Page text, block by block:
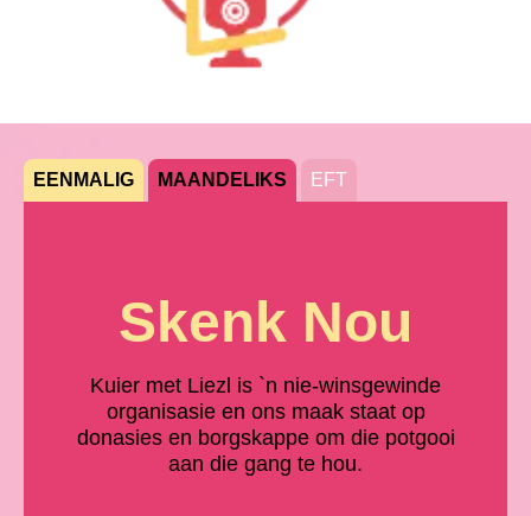
EENMALIG MAANDELIKS EFT
Skenk Nou
Kuier met Liezl is `n nie-winsgewinde
organisasie en ons maak staat op
donasies en borgskappe om die potgooi
aan die gang te hou.